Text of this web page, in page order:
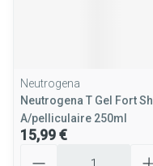
Neutrogena
Neutrogena T Gel Fort Sh
A/pelliculaire 250ml
15,99 €